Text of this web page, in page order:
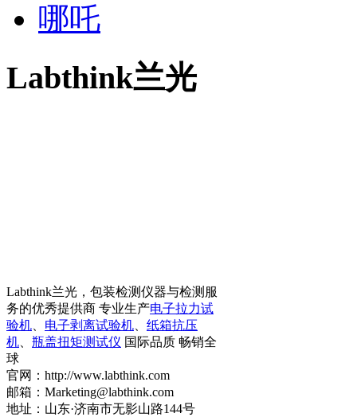
哪吒
Labthink兰光
Labthink兰光，包装检测仪器与检测服
务的优秀提供商 专业生产电子拉力试
验机
电子剥离试验机
纸箱抗压
机
瓶盖扭矩测试仪 国际品质 畅销全
球
官网：http://www.labthink.com
邮箱：Marketing@labthink.com
地址：山东·济南市无影山路144号